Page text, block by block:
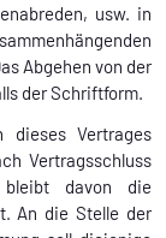
usw. in
Abgehen von der
der Schriftform.
dieses Vertrages
Vertragsschluss
bleibt davon die
An die Stelle der